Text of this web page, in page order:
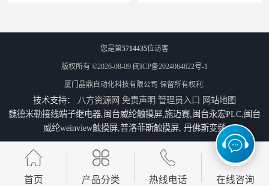
福建代理闽台威纶触摸屏MT8102IP
您是第5714435位访客
版权所有 ©2026-08-09 闽ICP备2024064622号-1
厦门晶鼎自动化科技有限公司 保留所有权利.
技术支持： 八方资源网 免责声明 管理员入口 网站地图
魏德米勒接线端子继电器,闽台威纶触摸屏,施迈赛,闽台永宏PLC,闽台
威纶weinview触摸屏,普洛菲斯触摸屏, 丹佛斯变频
首页 产品分类 热线电话 在线咨询